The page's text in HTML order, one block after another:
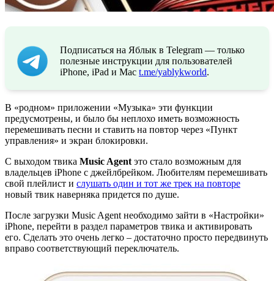
Подписаться на Яблык в Telegram — только
полезные инструкции для пользователей
iPhone, iPad и Mac t.me/yablykworld.
В «родном» приложении «Музыка» эти функции
предусмотрены, и было бы неплохо иметь возможность
перемешивать песни и ставить на повтор через «Пункт
управления» и экран блокировки.
С выходом твика Music Agent это стало возможным для
владельцев iPhone с джейлбрейком. Любителям перемешивать
свой плейлист и слушать один и тот же трек на повторе
новый твик наверняка придется по душе.
После загрузки Music Agent необходимо зайти в «Настройки»
iPhone, перейти в раздел параметров твика и активировать
его. Сделать это очень легко – достаточно просто передвинуть
вправо соответствующий переключатель.